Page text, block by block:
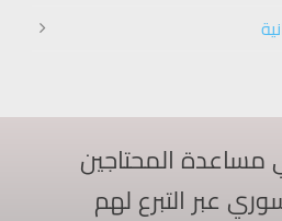
المحتاجين
عبر التبرع لهم